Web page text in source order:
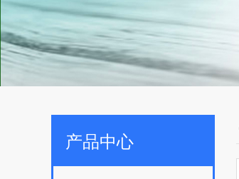
产品中心